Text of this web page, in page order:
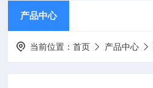
产品中心
当前位置：首页 产品中心